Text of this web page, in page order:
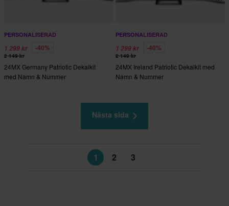
PERSONALISERAD
1 299 kr -40%
2 149 kr
24MX Germany Patriotic Dekalkit
med Namn & Nummer
PERSONALISERAD
1 299 kr -40%
2 149 kr
24MX Ireland Patriotic Dekalkit med
Namn & Nummer
Nästa sida
1 2 3